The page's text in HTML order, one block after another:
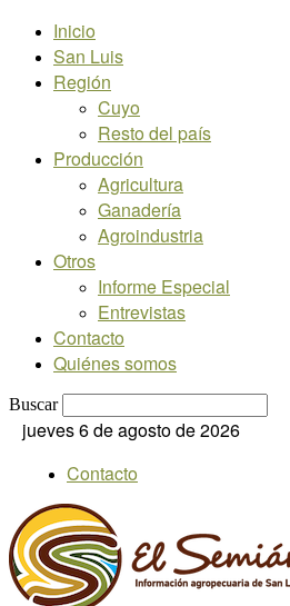
Inicio
San Luis
Región
Cuyo
Resto del país
Producción
Agricultura
Ganadería
Agroindustria
Otros
Informe Especial
Entrevistas
Contacto
Quiénes somos
Buscar
jueves 6 de agosto de 2026
Contacto